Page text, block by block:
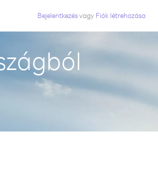
Bejelentkezésvagy Fiók létrehozása